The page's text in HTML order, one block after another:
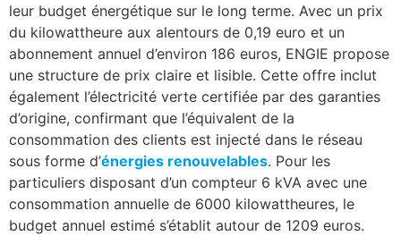
leur budget énergétique sur le long terme. Avec un prix
du kilowattheure aux alentours de 0,19 euro et un
abonnement annuel d’environ 186 euros, ENGIE propose
une structure de prix claire et lisible. Cette offre inclut
également l’électricité verte certifiée par des garanties
d’origine, confirmant que l’équivalent de la
consommation des clients est injecté dans le réseau
sous forme d’énergies renouvelables. Pour les
particuliers disposant d’un compteur 6 kVA avec une
consommation annuelle de 6000 kilowattheures, le
budget annuel estimé s’établit autour de 1209 euros.